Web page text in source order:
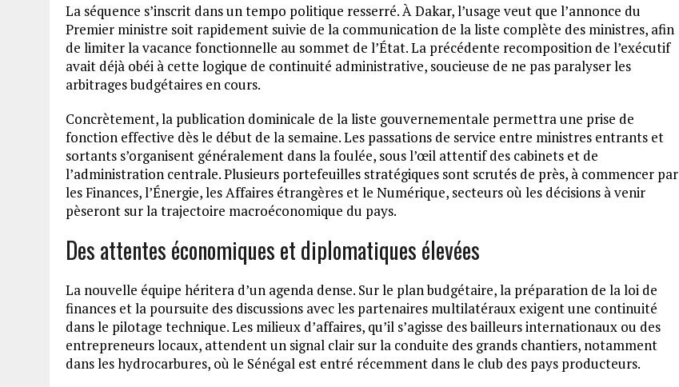
La séquence s’inscrit dans un tempo politique resserré. À Dakar, l’usage veut que l’annonce du
Premier ministre soit rapidement suivie de la communication de la liste complète des ministres, afin
de limiter la vacance fonctionnelle au sommet de l’État. La précédente recomposition de l’exécutif
avait déjà obéi à cette logique de continuité administrative, soucieuse de ne pas paralyser les
arbitrages budgétaires en cours.
Concrètement, la publication dominicale de la liste gouvernementale permettra une prise de
fonction effective dès le début de la semaine. Les passations de service entre ministres entrants et
sortants s’organisent généralement dans la foulée, sous l’œil attentif des cabinets et de
l’administration centrale. Plusieurs portefeuilles stratégiques sont scrutés de près, à commencer par
les Finances, l’Énergie, les Affaires étrangères et le Numérique, secteurs où les décisions à venir
pèseront sur la trajectoire macroéconomique du pays.
Des attentes économiques et diplomatiques élevées
La nouvelle équipe héritera d’un agenda dense. Sur le plan budgétaire, la préparation de la loi de
finances et la poursuite des discussions avec les partenaires multilatéraux exigent une continuité
dans le pilotage technique. Les milieux d’affaires, qu’il s’agisse des bailleurs internationaux ou des
entrepreneurs locaux, attendent un signal clair sur la conduite des grands chantiers, notamment
dans les hydrocarbures, où le Sénégal est entré récemment dans le club des pays producteurs.